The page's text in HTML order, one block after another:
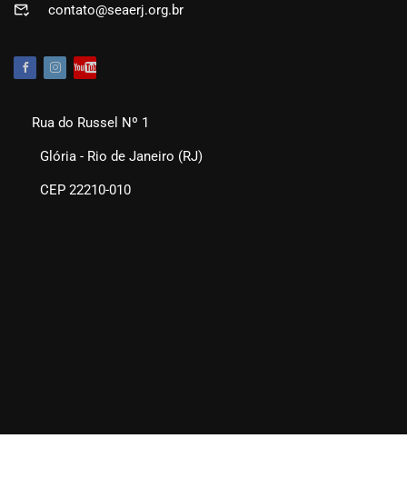
contato@seaerj.org.br
Rua do Russel Nº 1
Glória - Rio de Janeiro (RJ)
CEP 22210-010